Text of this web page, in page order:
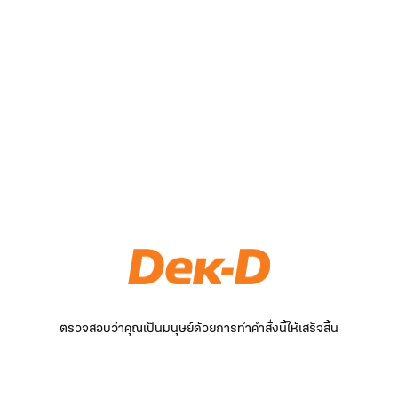
ตรวจสอบว่าคุณเป็นมนุษย์ด้วยการทำคำสั่งนี้ให้เสร็จสิ้น